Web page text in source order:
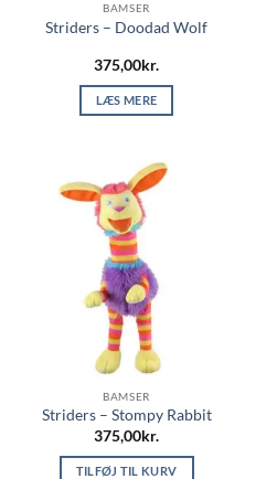
BAMSER
Striders – Doodad Wolf
375,00kr.
LÆS MERE
BAMSER
Striders – Stompy Rabbit
375,00kr.
TILFØJ TIL KURV